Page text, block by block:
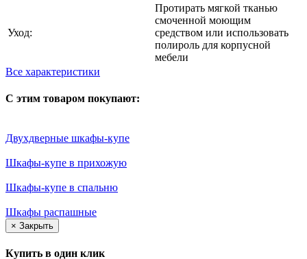
Уход:
Протирать мягкой тканью
смоченной моющим
средством или использовать
полироль для корпусной
мебели
Все характеристики
С этим товаром покупают:
Двухдверные шкафы-купе
Шкафы-купе в прихожую
Шкафы-купе в спальню
Шкафы распашные
× Закрыть
Купить в один клик